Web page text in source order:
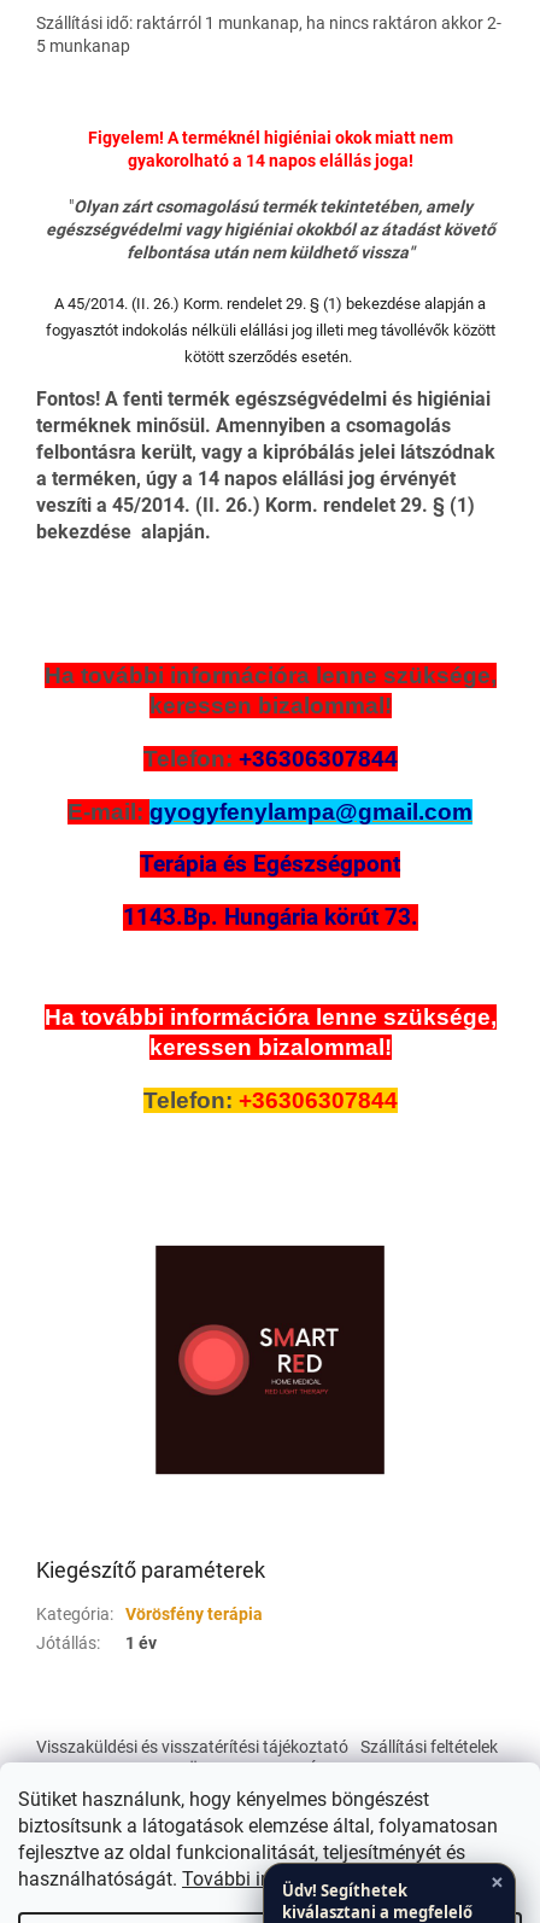
Sütiket használunk, hogy kényelmes böngészést
biztosítsunk a látogatások elemzése által, folyamatosan
fejlesztve az oldal funkcionalitását, teljesítményét és
használhatóságát. További információk
Szállítási idő: raktárról 1 munkanap, ha nincs raktáron akkor 2-
5 munkanap
Figyelem! A terméknél higiéniai okok miatt nem
gyakorolható a 14 napos elállás joga!
"Olyan zárt csomagolású termék tekintetében, amely
egészségvédelmi vagy higiéniai okokból az átadást követő
felbontása után nem küldhető vissza"
A 45/2014. (II. 26.) Korm. rendelet 29. § (1) bekezdése alapján a
fogyasztót indokolás nélküli elállási jog illeti meg távollévők között
kötött szerződés esetén.
Fontos! A fenti termék egészségvédelmi és higiéniai
terméknek minősül. Amennyiben a csomagolás
felbontásra került, vagy a kipróbálás jelei látszódnak
a terméken, úgy a 14 napos elállási jog érvényét
veszíti a 45/2014. (II. 26.) Korm. rendelet 29. § (1)
bekezdése alapján.
Ha további információra lenne szüksége,
keressen bizalommal!
Telefon: +36306307844
E-mail: gyogyfenylampa@gmail.com
Terápia és Egészségpont
1143.Bp. Hungária körút 73.
Ha további információra lenne szüksége,
keressen bizalommal!
Telefon: +36306307844
Kiegészítő paraméterek
Kategória:
Vörösfény terápia
Jótállás: 1 év
b
Visszaküldési és visszatérítési tájékoztató
Szállítási feltételek
×
Üdv! Segíthetek
kiválasztani a megfelelő